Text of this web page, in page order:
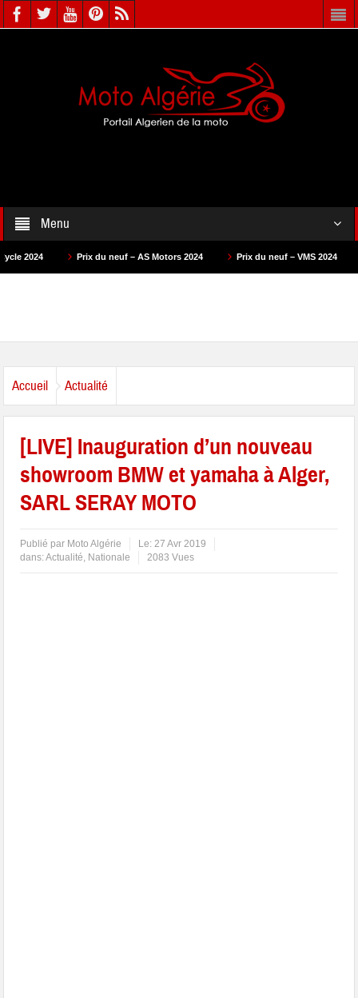
Menu
Prix du neuf – AS Motors 2024 Prix du neuf – VMS 2024 Prix du
Accueil Actualité
[LIVE] Inauguration d’un nouveau
showroom BMW et yamaha à Alger,
SARL SERAY MOTO
Publié par Moto Algérie Le:27 Avr 2019
dans:Actualité, Nationale 2083 Vues